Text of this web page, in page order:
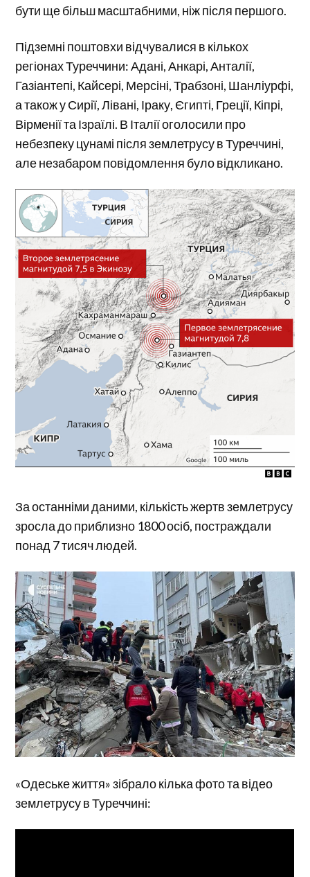
бути ще більш масштабними, ніж після першого.
Підземні поштовхи відчувалися в кількох
регіонах Туреччини: Адані, Анкарі, Анталії,
Газіантепі, Кайсері, Мерсіні, Трабзоні, Шанліурфі,
а також у Сирії, Лівані, Іраку, Єгипті, Греції, Кіпрі,
Вірменії та Ізраїлі. В Італії оголосили про
небезпеку цунамі після землетрусу в Туреччині,
але незабаром повідомлення було відкликано.
За останніми даними, кількість жертв землетрусу
зросла до приблизно 1800 осіб, постраждали
понад 7 тисяч людей.
«Одеське життя» зібрало кілька фото та відео
землетрусу в Туреччині: